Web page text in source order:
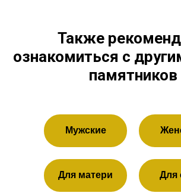
Также
ознакомиться с
памятников
Мужские
Для
Для матери